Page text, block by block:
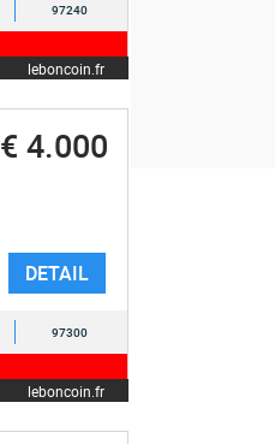
97240
leboncoin.fr
€ 4.000
DETAIL
97300
leboncoin.fr